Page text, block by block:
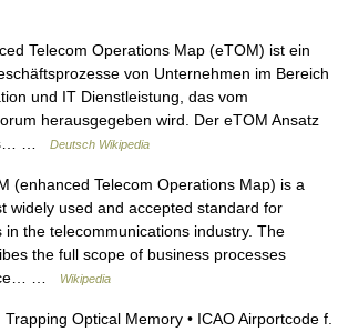
Telecom Operations Map (eTOM) ist ein
von Unternehmen im Bereich
und IT Dienstleistung, das vom
herausgegeben wird. Der eTOM Ansatz
…
Deutsch Wikipedia
(enhanced Telecom Operations Map) is a
widely used and accepted standard for
in the telecommunications industry. The
the full scope of business processes
…
Wikipedia
Optical Memory • ICAO Airportcode f.